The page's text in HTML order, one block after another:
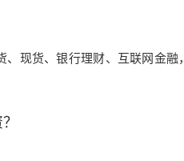
现货、银行理财、互联网金